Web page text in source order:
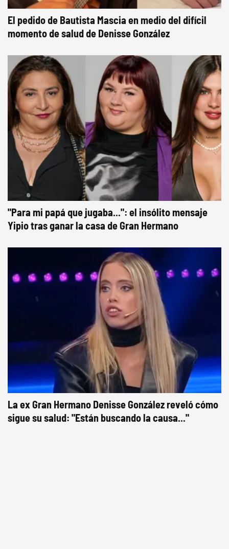
El pedido de Bautista Mascia en medio del difícil
momento de salud de Denisse González
"Para mi papá que jugaba...": el insólito mensaje
Yipio tras ganar la casa de Gran Hermano
La ex Gran Hermano Denisse González reveló cómo
sigue su salud: "Están buscando la causa..."